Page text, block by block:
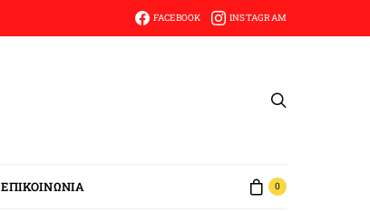
FACEBOOK INSTAGRAM
ΕΠΙΚΟΙΝΩΝΙΑ 0